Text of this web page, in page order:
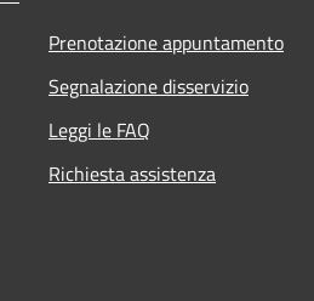
Prenotazione appuntamento
Segnalazione disservizio
Leggi le FAQ
Richiesta assistenza